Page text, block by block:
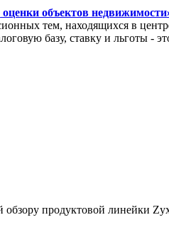
объектов
тем, находящихся в
базу, ставку и льготы -
обзору продуктовой линейки